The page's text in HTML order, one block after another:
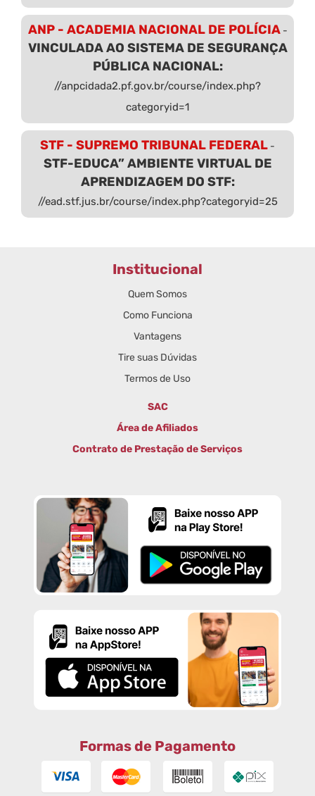
ANP - ACADEMIA NACIONAL DE POLÍCIA-
VINCULADA AO SISTEMA DE SEGURANÇA
PÚBLICA NACIONAL:
//anpcidada2.pf.gov.br/course/index.php?
categoryid=1
STF - SUPREMO TRIBUNAL FEDERAL -
STF-EDUCA” AMBIENTE VIRTUAL DE
APRENDIZAGEM DO STF:
//ead.stf.jus.br/course/index.php?categoryid=25
Institucional
Quem Somos
Como Funciona
Vantagens
Tire suas Dúvidas
Termos de Uso
SAC
Área de Afiliados
Contrato de Prestação de Serviços
Formas de Pagamento